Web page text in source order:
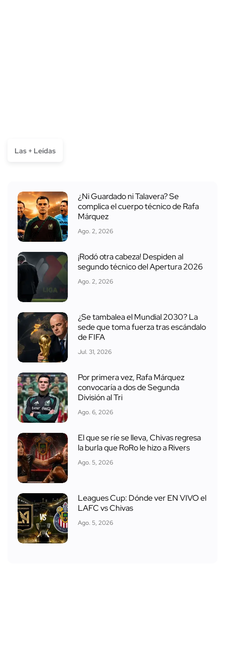
Las + Leídas
¿Ni Guardado ni Talavera? Se
complica el cuerpo técnico de Rafa
Márquez
Ago. 2, 2026
¡Rodó otra cabeza! Despiden al
segundo técnico del Apertura 2026
Ago. 2, 2026
¿Se tambalea el Mundial 2030? La
sede que toma fuerza tras escándalo
de FIFA
Jul. 31, 2026
Por primera vez, Rafa Márquez
convocaría a dos de Segunda
División al Tri
Ago. 6, 2026
El que se ríe se lleva, Chivas regresa
la burla que RoRo le hizo a Rivers
Ago. 5, 2026
Leagues Cup: Dónde ver EN VIVO el
LAFC vs Chivas
Ago. 5, 2026